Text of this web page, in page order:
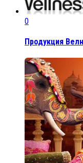
0
Продукция